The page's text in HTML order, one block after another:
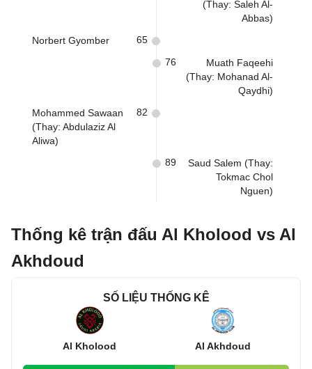
(Thay: Saleh Al-
Abbas)
Norbert Gyomber 65
Muath Faqeehi
(Thay: Mohanad Al-
Qaydhi)
76
Mohammed Sawaan
(Thay: Abdulaziz Al
Aliwa)
82
Saud Salem (Thay:
Tokmac Chol
Nguen)
89
Thống kê trận đấu Al Kholood vs Al
Akhdoud
SỐ LIỆU THỐNG KÊ
Al Kholood Al Akhdoud